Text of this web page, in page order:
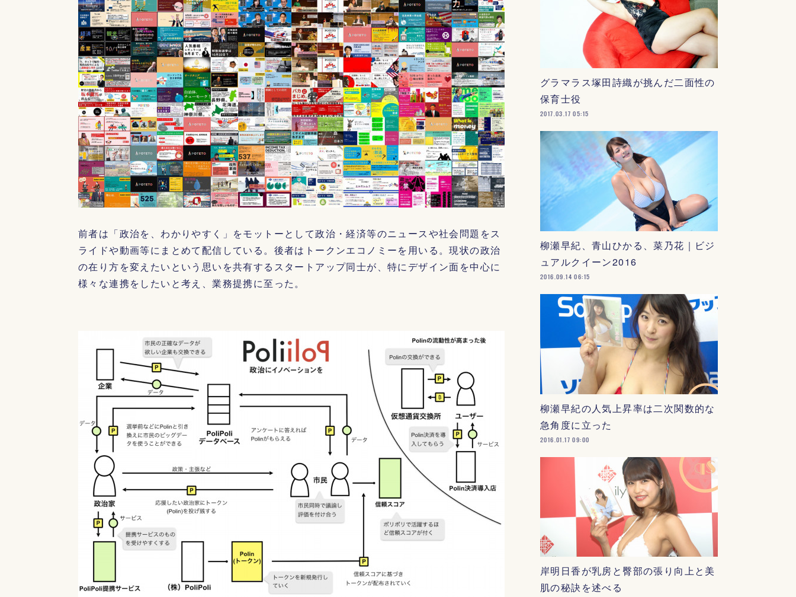
前者は「政治を、わかりやすく」をモットーとして政治・経済等のニュースや社会問題をス
ライドや動画等にまとめて配信している。後者はトークンエコノミーを用いる。現状の政治
の在り方を変えたいという思いを共有するスタートアップ同士が、特にデザイン面を中心に
様々な連携をしたいと考え、業務提携に至った。
グラマラス塚田詩織が挑んだ二面性の
保育士役
2017.03.17 05:15
柳瀬早紀、青山ひかる、菜乃花｜ビジ
ュアルクイーン2016
2016.09.14 06:15
柳瀬早紀の人気上昇率は二次関数的な
急角度に立った
2016.01.17 09:00
岸明日香が乳房と臀部の張り向上と美
肌の秘訣を述べる